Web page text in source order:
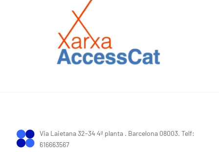
Via Laietana 32-34 4ª planta . Barcelona 08003. Telf:
616663567